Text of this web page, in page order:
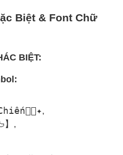
Biệt & Font Chữ
BIỆT:
,
,